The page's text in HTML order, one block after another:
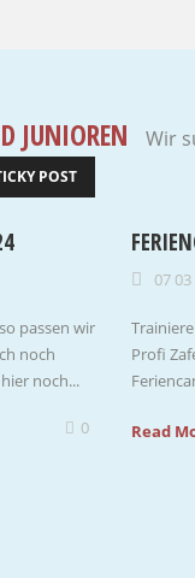
JUNIOREN Wir
POST
passen wir
noch
noch...
0
07
Profi
Read